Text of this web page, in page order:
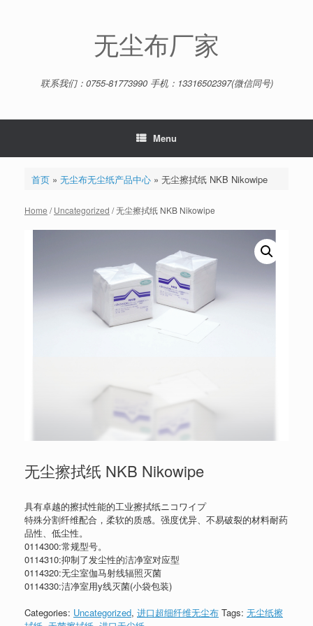
无尘布厂家
联系我们：0755-81773990 手机：13316502397(微信同号)
Menu
首页» 无尘布无尘纸产品中心» 无尘擦拭纸 NKB Nikowipe
Home /Uncategorized / 无尘擦拭纸 NKB Nikowipe
无尘擦拭纸 NKB Nikowipe
具有卓越的擦拭性能的工业擦拭纸ニコワイプ
特殊分割纤维配合，柔软的质感。强度优异、不易破裂的材料耐药
品性、低尘性。
0114300:常规型号。
0114310:抑制了发尘性的洁净室对应型
0114320:无尘室伽马射线辐照灭菌
0114330:洁净室用y线灭菌(小袋包装)
Categories: Uncategorized, 进口超细纤维无尘布 Tags: 无尘纸擦